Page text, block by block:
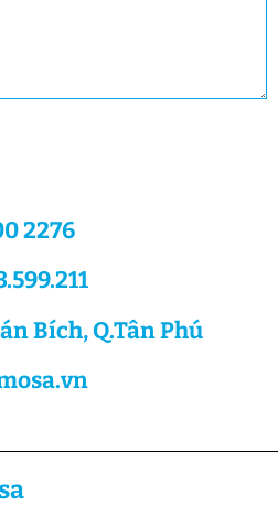
2276
Bích, Q.Tân Phú